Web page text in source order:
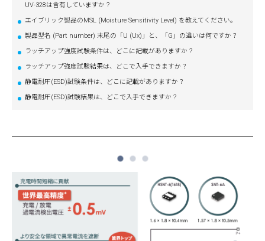
UV-328は含有していますか？
エイブリック製品のMSL (Moisture Sensitivity Level) を教えてください。
製品型名 (Part number) 末尾の「U (Ux)」と、「G」の違いは何ですか？
ラッチアップ強度試験条件は、どこに記載がありますか？
ラッチアップ強度試験結果は、どこで入手できますか？
静電耐圧(ESD)試験条件は、どこに記載がありますか？
静電耐圧(ESD)試験結果は、どこで入手できますか？